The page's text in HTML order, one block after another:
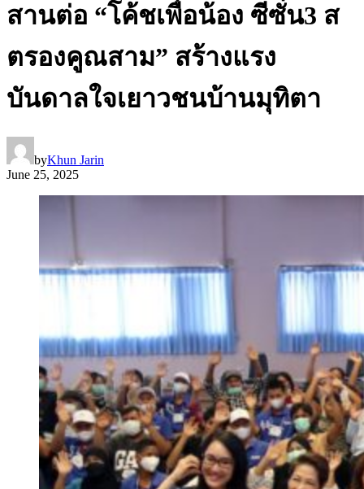
สานต่อ “โค้ชเพื่อน้อง ซีซั่น3 ส
ตรองคูณสาม” สร้างแรง
บันดาลใจเยาวชนบ้านมุทิตา
byKhun Jarin
June 25, 2025